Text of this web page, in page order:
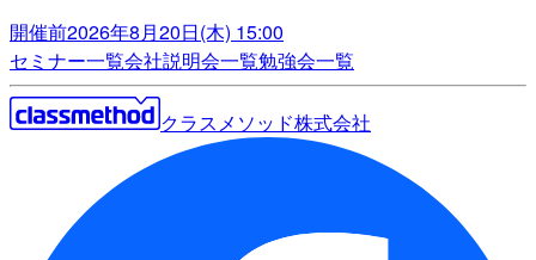
開催前2026年8月20日(木) 15:00
セミナー一覧会社説明会一覧勉強会一覧
クラスメソッド株式会社